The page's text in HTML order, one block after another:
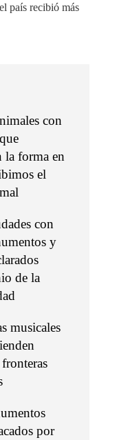
país recibió más
con
la forma en
el
con
y
de la
musicales
por